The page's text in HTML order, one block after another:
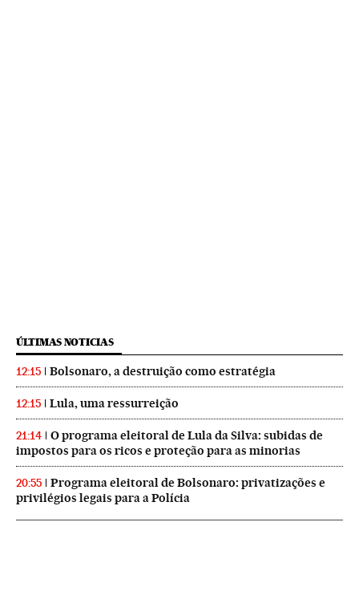
ÚLTIMAS NOTICIAS
12:15 Bolsonaro, a destruição como estratégia
12:15 Lula, uma ressurreição
21:14
O programa eleitoral de Lula da Silva: subidas de
impostos para os ricos e proteção para as minorias
20:55
Programa eleitoral de Bolsonaro: privatizações e
privilégios legais para a Polícia